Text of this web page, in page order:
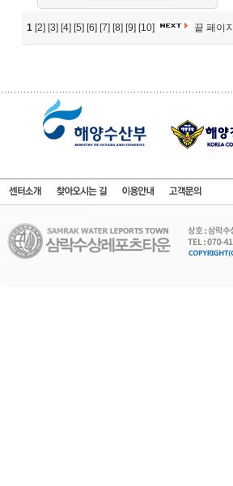
1 [2] [3] [4] [5] [6] [7] [8] [9] [10] 끝 페이지